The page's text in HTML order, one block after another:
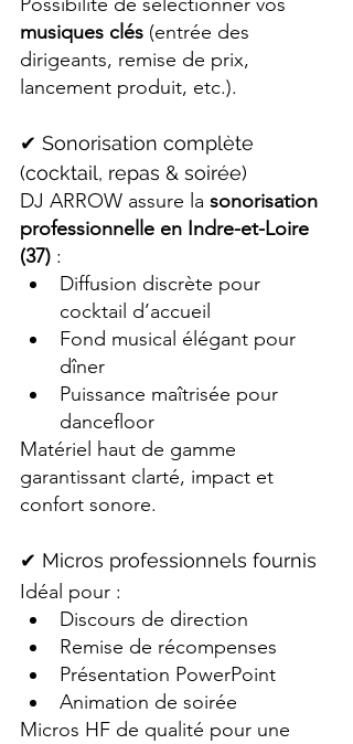
musiques clés (entrée des
dirigeants, remise de prix,
lancement produit, etc.).
✔ Sonorisation complète
(cocktail, repas & soirée)
DJ ARROW assure la sonorisation
professionnelle en Indre-et-Loire
(37) :
Diffusion discrète pour
cocktail d’accueil
Fond musical élégant pour
dîner
Puissance maîtrisée pour
dancefloor
Matériel haut de gamme
garantissant clarté, impact et
confort sonore.
✔ Micros professionnels fournis
Idéal pour :
Discours de direction
Remise de récompenses
Présentation PowerPoint
Animation de soirée
Micros HF de qualité pour une